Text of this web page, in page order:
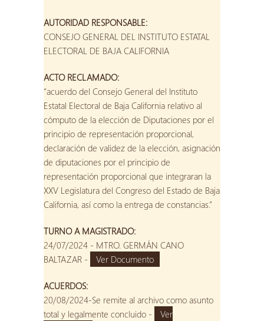
AUTORIDAD RESPONSABLE:
CONSEJO GENERAL DEL INSTITUTO ESTATAL
ELECTORAL DE BAJA CALIFORNIA
ACTO RECLAMADO:
“acuerdo del Consejo General del Instituto
Estatal Electoral de Baja California relativo al
cómputo de la elección de Diputaciones por el
principio de representación proporcional,
declaración de validez de la elección, asignación
de diputaciones por el principio de
representación proporcional que integraran la
XXV Legislatura del Congreso del Estado de Baja
California, así como la entrega de constancias.”
TURNO A MAGISTRADO:
24/07/2024 - MTRO. GERMÁN CANO
BALTAZAR -
Ver Documento
ACUERDOS:
20/08/2024-Se remite al archivo como asunto
total y legalmente concluido -
Ver